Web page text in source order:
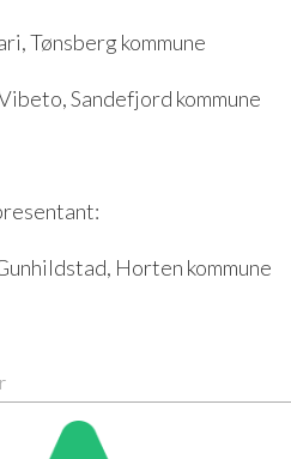
Tønsberg kommune
Sandefjord kommune
Horten kommune